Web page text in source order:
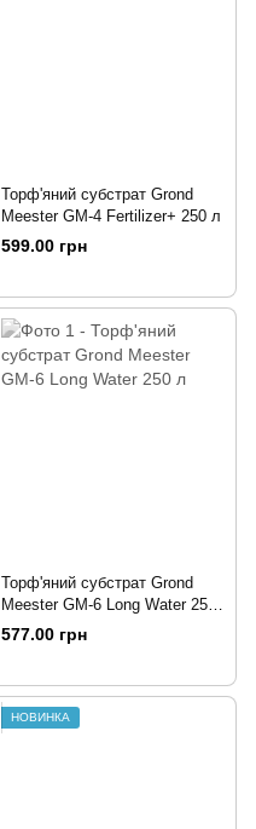
Торф'яний субстрат Grond
Meester GM-4 Fertilizer+ 250 л
599.00 грн
Торф'яний субстрат Grond
Meester GM-6 Long Water 250
л
577.00 грн
НОВИНКА